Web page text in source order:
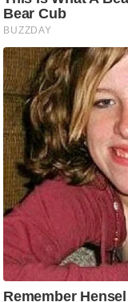
स्तं
भ
ए
म
.
आ
र
.
आ
ई
.
चा
य
प